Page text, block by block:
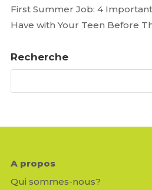
First Summer Job: 4
Have with Your Teen Before
Recherche
A propos
Qui sommes-nous?